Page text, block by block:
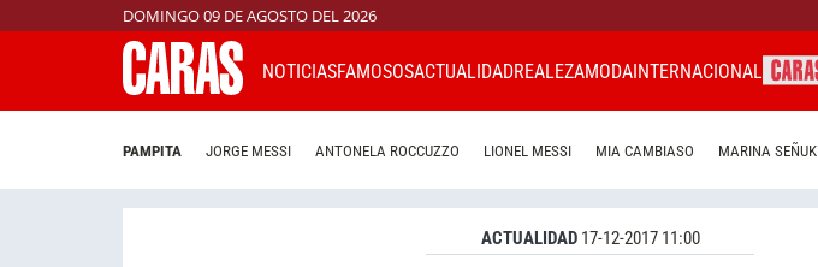
DOMINGO 09 DE AGOSTO DEL 2026
NOTICIASFAMOSOSACTUALIDADREALEZAMODAINTERNACIONAL
PAMPITA JORGE MESSI ANTONELA ROCCUZZO LIONEL MESSI MIA CAMBIASO MARINA SEÑUK
ACTUALIDAD 17-12-2017 11:00